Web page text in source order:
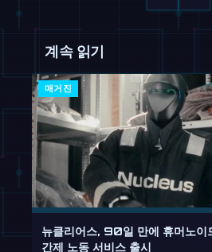
계속 읽기
매거진
뉴클리어스, 90일 만에 휴머노이
간제 노동 서비스 출시